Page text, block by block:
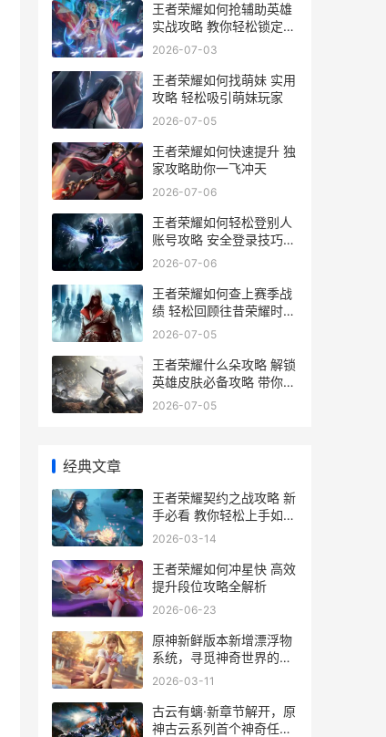
王者荣耀如何抢辅助英雄
实战攻略 教你轻松锁定心
仪辅助英雄
2026-07-03
王者荣耀如何找萌妹 实用
攻略 轻松吸引萌妹玩家
2026-07-05
王者荣耀如何快速提升 独
家攻略助你一飞冲天
2026-07-06
王者荣耀如何轻松登别人
账号攻略 安全登录技巧大
揭秘
2026-07-06
王者荣耀如何查上赛季战
绩 轻松回顾往昔荣耀时刻
指南
2026-07-05
王者荣耀什么朵攻略 解锁
英雄皮肤必备攻略 带你领
略朵朵风采
2026-07-05
经典文章
王者荣耀契约之战攻略 新
手必看 教你轻松上手如何
玩
2026-03-14
王者荣耀如何冲星快 高效
提升段位攻略全解析
2026-06-23
原神新鲜版本新增漂浮物
系统，寻觅神奇世界的新
篇章 原神新版本叫什么
2026-03-11
古云有螭·新章节解开，原
神古云系列首个神奇任务